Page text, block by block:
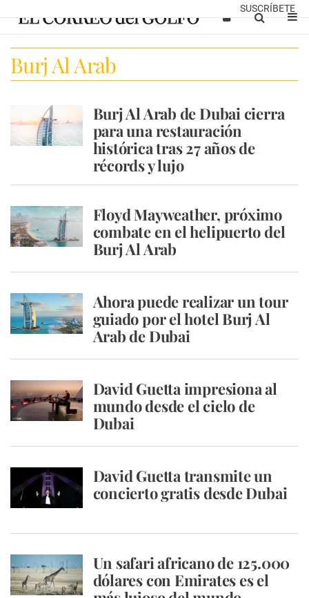
SUSCRÍBETE
Burj Al Arab
Burj Al Arab de Dubai cierra
para una restauración
histórica tras 27 años de
récords y lujo
Floyd Mayweather, próximo
combate en el helipuerto del
Burj Al Arab
Ahora puede realizar un tour
guiado por el hotel Burj Al
Arab de Dubai
David Guetta impresiona al
mundo desde el cielo de
Dubai
David Guetta transmite un
concierto gratis desde Dubai
Un safari africano de 125.000
dólares con Emirates es el